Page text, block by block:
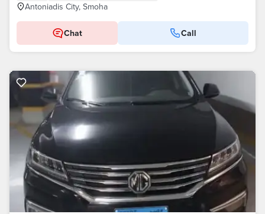
Antoniadis City, Smoha
Chat Call